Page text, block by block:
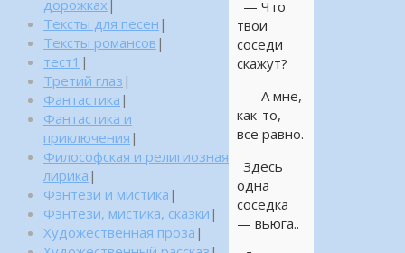
— Что
твои
соседи
скажут?
— А мне,
как-то,
все равно.
Здесь
одна
соседка
— вьюга..
дорожках |
Тексты для песен |
Тексты романсов |
тест1 |
Третий глаз |
Фантастика |
Фантастика и
приключения |
Философская и религиозная
лирика |
Фэнтези и мистика |
Фэнтези, мистика, сказки |
Художественная проза |